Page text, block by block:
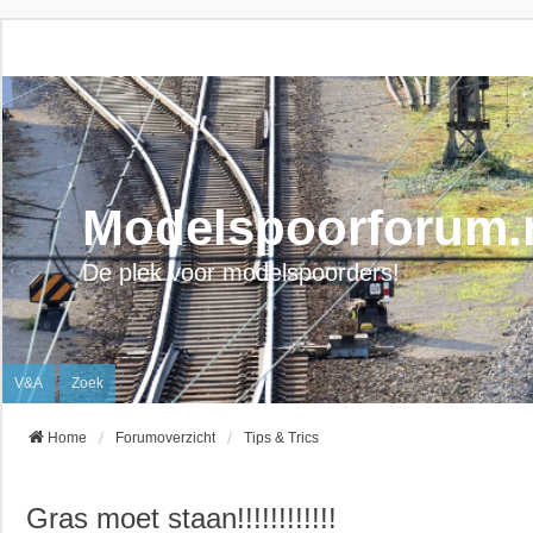
De plek voor modelspoorders!
V&A Zoek
Home Forumoverzicht Tips & Trics
Gras moet staan!!!!!!!!!!!!